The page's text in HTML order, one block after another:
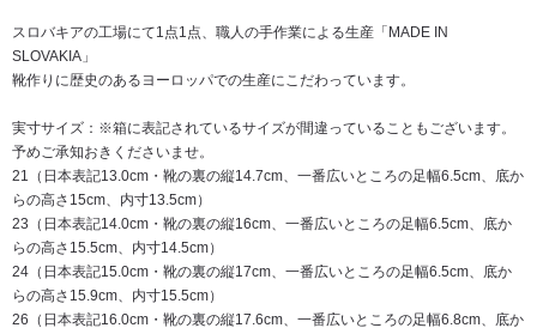
スロバキアの工場にて1点1点、職人の手作業による生産「MADE IN
SLOVAKIA」
靴作りに歴史のあるヨーロッパでの生産にこだわっています。
実寸サイズ：※箱に表記されているサイズが間違っていることもございます。
予めご承知おきくださいませ。
21（日本表記13.0cm・靴の裏の縦14.7cm、一番広いところの足幅6.5cm、底か
らの高さ15cm、内寸13.5cm）
23（日本表記14.0cm・靴の裏の縦16cm、一番広いところの足幅6.5cm、底か
らの高さ15.5cm、内寸14.5cm）
24（日本表記15.0cm・靴の裏の縦17cm、一番広いところの足幅6.5cm、底か
らの高さ15.9cm、内寸15.5cm）
26（日本表記16.0cm・靴の裏の縦17.6cm、一番広いところの足幅6.8cm、底か